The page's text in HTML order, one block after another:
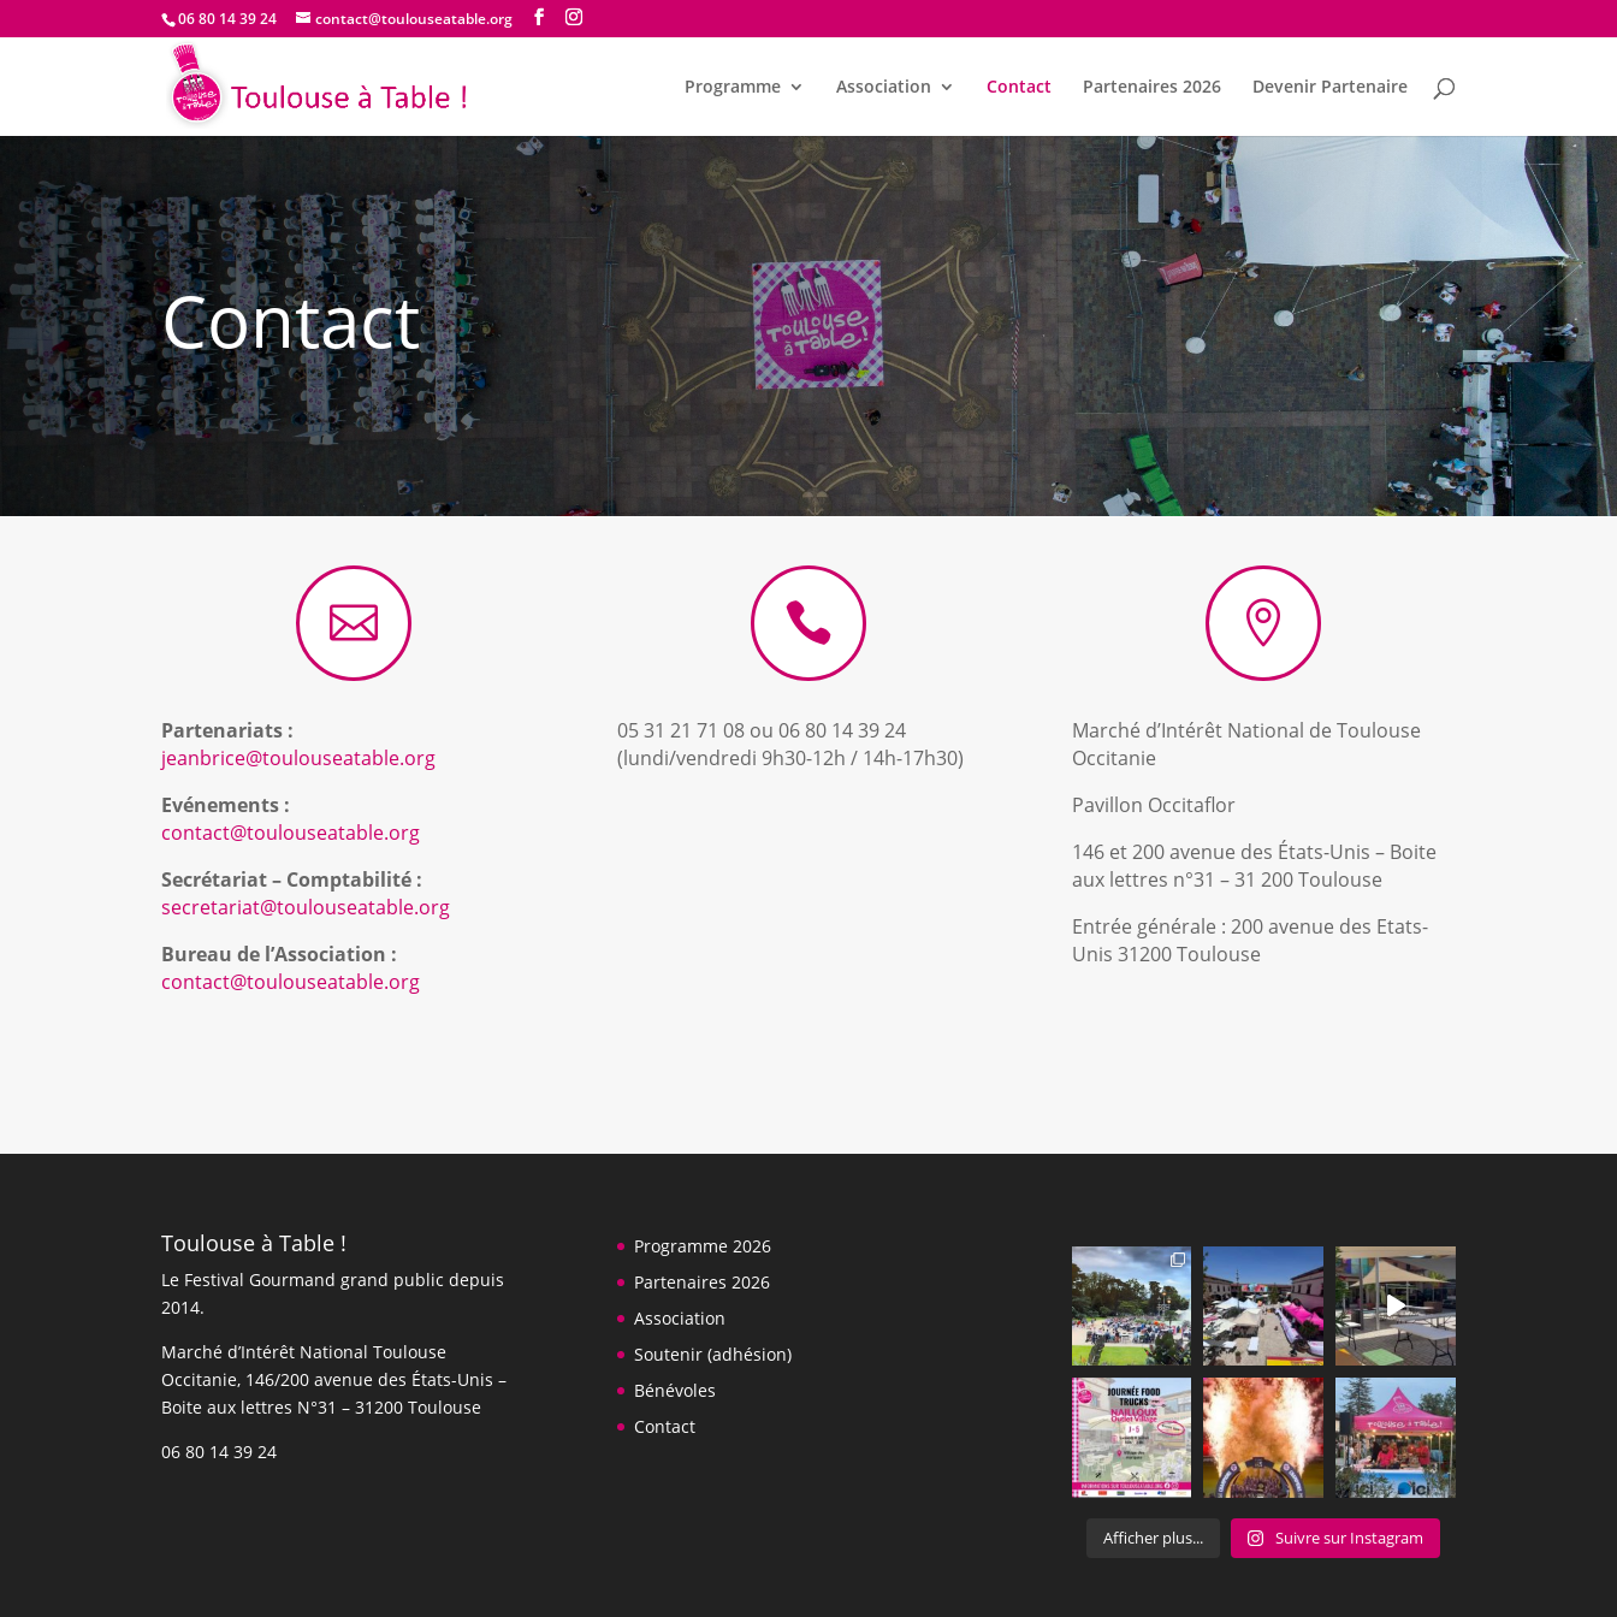
06 80 14 39 24 contact@toulouseatable.org
Programme Association Contact Partenaires 2026 Devenir Partenaire
Contact

Partenariats :
jeanbrice@toulouseatable.org
Evénements :
contact@toulouseatable.org
Secrétariat – Comptabilité :
secretariat@toulouseatable.org
Bureau de l’Association :
contact@toulouseatable.org

05 31 21 71 08 ou 06 80 14 39 24
(lundi/vendredi 9h30-12h / 14h-17h30)

Marché d’Intérêt National de Toulouse
Occitanie
Pavillon Occitaflor
146 et 200 avenue des États-Unis – Boite
aux lettres n°31 – 31 200 Toulouse
Entrée générale : 200 avenue des Etats-
Unis 31200 Toulouse
Toulouse à Table !
Le Festival Gourmand grand public depuis
2014.
Marché d’Intérêt National Toulouse
Occitanie, 146/200 avenue des États-Unis​​ –
Boite aux lettres N°31 – 31200 Toulouse
06 80 14 39 24
Programme 2026
Partenaires 2026
Association
Soutenir (adhésion)
Bénévoles
Contact
Afficher plus... Suivre sur Instagram